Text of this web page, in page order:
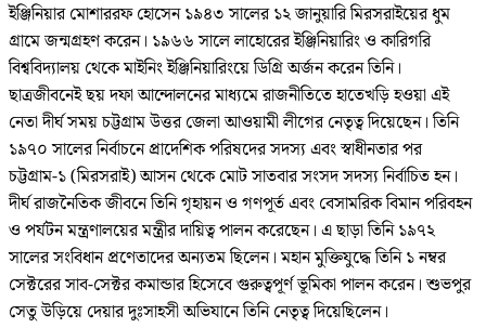
ইঞ্জিনিয়ার মোশাররফ হোসেন ১৯৪৩ সালের ১২ জানুয়ারি মিরসরাইয়ের ধুম
গ্রামে জন্মগ্রহণ করেন। ১৯৬৬ সালে লাহোরের ইঞ্জিনিয়ারিং ও কারিগরি
বিশ্ববিদ্যালয় থেকে মাইনিং ইঞ্জিনিয়ারিংয়ে ডিগ্রি অর্জন করেন তিনি।
ছাত্রজীবনেই ছয় দফা আন্দোলনের মাধ্যমে রাজনীতিতে হাতেখড়ি হওয়া এই
নেতা দীর্ঘ সময় চট্টগ্রাম উত্তর জেলা আওয়ামী লীগের নেতৃত্ব দিয়েছেন। তিনি
১৯৭০ সালের নির্বাচনে প্রাদেশিক পরিষদের সদস্য এবং স্বাধীনতার পর
চট্টগ্রাম-১ (মিরসরাই) আসন থেকে মোট সাতবার সংসদ সদস্য নির্বাচিত হন।
দীর্ঘ রাজনৈতিক জীবনে তিনি গৃহায়ন ও গণপূর্ত এবং বেসামরিক বিমান পরিবহন
ও পর্যটন মন্ত্রণালয়ের মন্ত্রীর দায়িত্ব পালন করেছেন। এ ছাড়া তিনি ১৯৭২
সালের সংবিধান প্রণেতাদের অন্যতম ছিলেন। মহান মুক্তিযুদ্ধে তিনি ১ নম্বর
সেক্টরের সাব-সেক্টর কমান্ডার হিসেবে গুরুত্বপূর্ণ ভূমিকা পালন করেন। শুভপুর
সেতু উড়িয়ে দেয়ার দুঃসাহসী অভিযানে তিনি নেতৃত্ব দিয়েছিলেন।